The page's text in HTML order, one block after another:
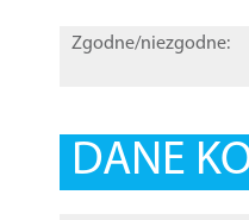
Zgodne/niezgodne:
DANE